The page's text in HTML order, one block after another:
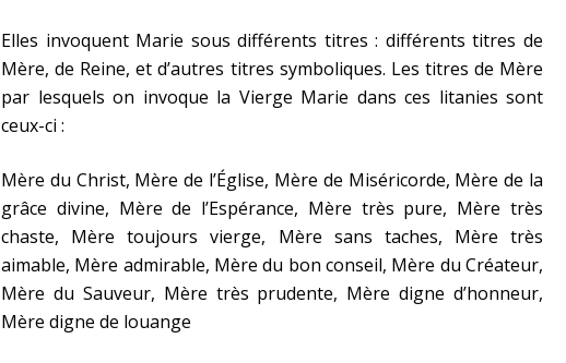
Elles invoquent Marie sous différents titres : différents titres de
Mère, de Reine, et d’autres titres symboliques. Les titres de Mère
par lesquels on invoque la Vierge Marie dans ces litanies sont
ceux-ci :
Mère du Christ, Mère de l’Église, Mère de Miséricorde, Mère de la
grâce divine, Mère de l’Espérance, Mère très pure, Mère très
chaste, Mère toujours vierge, Mère sans taches, Mère très
aimable, Mère admirable, Mère du bon conseil, Mère du Créateur,
Mère du Sauveur, Mère très prudente, Mère digne d’honneur,
Mère digne de louange